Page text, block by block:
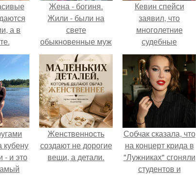
а в
Жена - богиня.
Жили - были на
свете
обыкновенные муж
и жена.
Кевин спейси
заявил, что
многолетние
судебные
разбирательства
практически
уничтожили его
состояние.
кубену
- и это
Женственность
создают не дорогие
вещи, а детали.
Собчак сказала, что
на концерт крида в
"Лужниках" сгоняли
студентов и